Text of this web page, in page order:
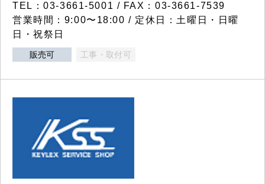
TEL：03-3661-5001 / FAX：03-3661-7539
営業時間：9:00〜18:00 / 定休日：土曜日・日曜
日・祝祭日
販売可 工事・取付可